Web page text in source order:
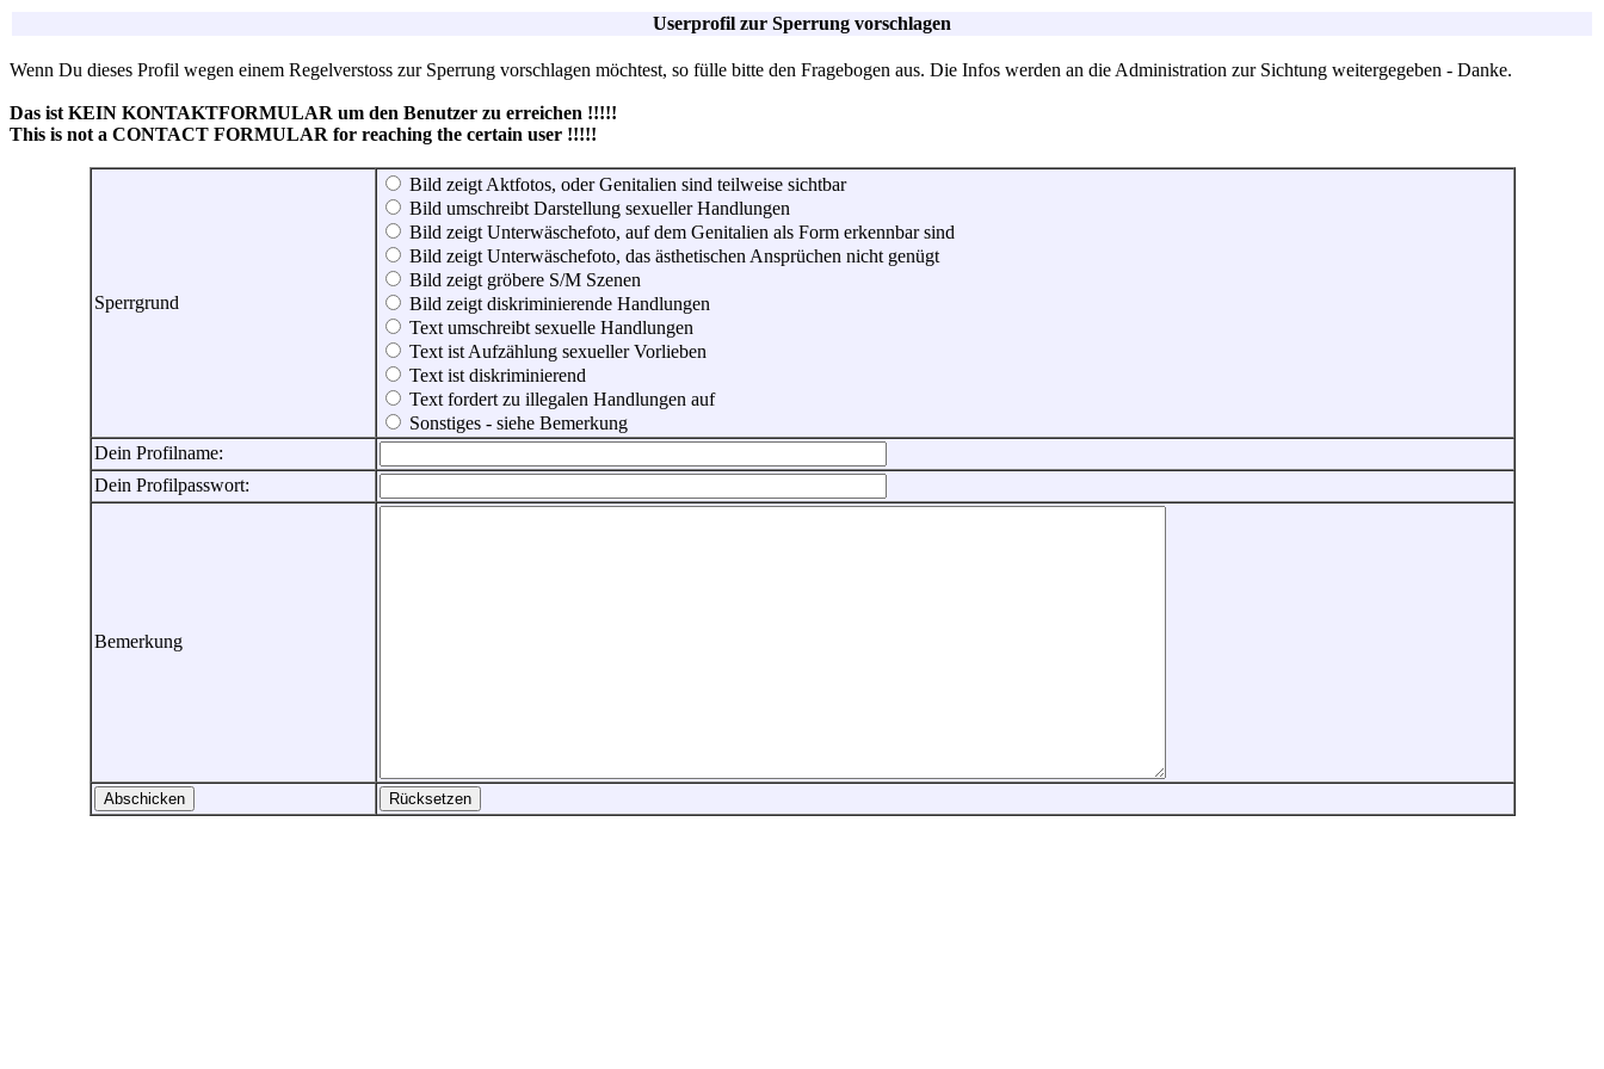
Userprofil zur Sperrung vorschlagen
Wenn Du dieses Profil wegen einem Regelverstoss zur Sperrung vorschlagen möchtest, so fülle bitte den Fragebogen aus. Die Infos werden an die Administration zur Sichtung weitergegeben - Danke.
Das ist KEIN KONTAKTFORMULAR um den Benutzer zu erreichen !!!!!
This is not a CONTACT FORMULAR for reaching the certain user !!!!!
Sperrgrund
Bild zeigt Aktfotos, oder Genitalien sind teilweise sichtbar
Bild umschreibt Darstellung sexueller Handlungen
Bild zeigt Unterwäschefoto, auf dem Genitalien als Form erkennbar sind
Bild zeigt Unterwäschefoto, das ästhetischen Ansprüchen nicht genügt
Bild zeigt gröbere S/M Szenen
Bild zeigt diskriminierende Handlungen
Text umschreibt sexuelle Handlungen
Text ist Aufzählung sexueller Vorlieben
Text ist diskriminierend
Text fordert zu illegalen Handlungen auf
Sonstiges - siehe Bemerkung
Dein Profilname:
Dein Profilpasswort:
Bemerkung